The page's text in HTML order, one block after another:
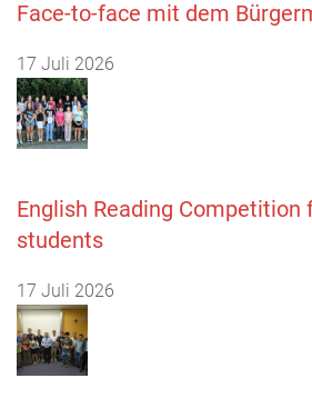
Face-to-face mit dem
17 Juli 2026
English Reading Competition
students
17 Juli 2026